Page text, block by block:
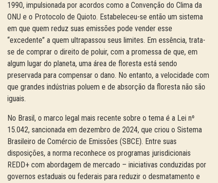
1990, impulsionada por acordos como a Convenção do Clima da
ONU e o Protocolo de Quioto. Estabeleceu-se então um sistema
em que quem reduz suas emissões pode vender esse
“excedente” a quem ultrapassou seus limites. Em essência, trata-
se de comprar o direito de poluir, com a promessa de que, em
algum lugar do planeta, uma área de floresta está sendo
preservada para compensar o dano. No entanto, a velocidade com
que grandes indústrias poluem e de absorção da floresta não são
iguais.
No Brasil, o marco legal mais recente sobre o tema é a Lei nº
15.042, sancionada em dezembro de 2024, que criou o Sistema
Brasileiro de Comércio de Emissões (SBCE). Entre suas
disposições, a norma reconhece os programas jurisdicionais
REDD+ com abordagem de mercado – iniciativas conduzidas por
governos estaduais ou federais para reduzir o desmatamento e